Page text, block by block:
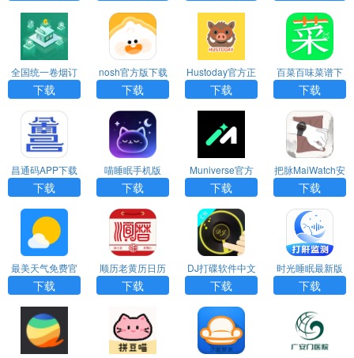
全国统一卷烟订
货平台APP下载
安装
下载
nosh官方版下载
下载
Hustoday官方正
版下载
下载
百菜百味菜谱下
载app最新版
下载
昌通码APP下载
安装
下载
喵睡眠手机版
下载
Muniverse官方
中文版下载
下载
把脉MaiWatch安
卓版下载
下载
最美天气免费官
网下载
下载
顺历老黄历日历
下载安装最新版
下载
DJ打碟软件中文
版下载
下载
时光睡眠最新版
下载
下载